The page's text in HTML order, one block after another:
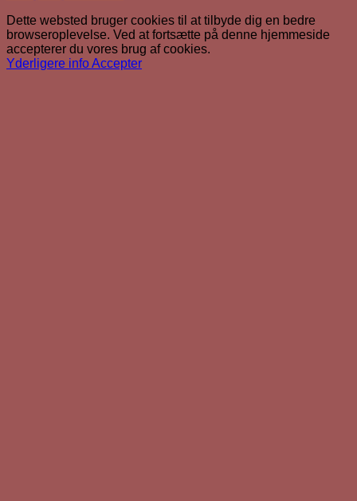
Dette websted bruger cookies til at tilbyde dig en bedre
browseroplevelse. Ved at fortsætte på denne hjemmeside
accepterer du vores brug af cookies.
Yderligere infoAccepter